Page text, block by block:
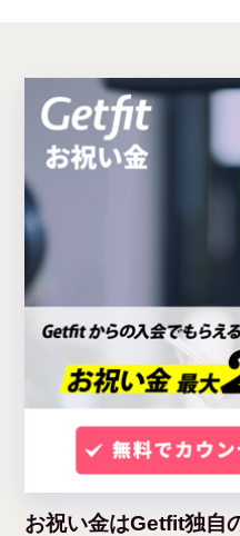
お祝い金はGetfit独自